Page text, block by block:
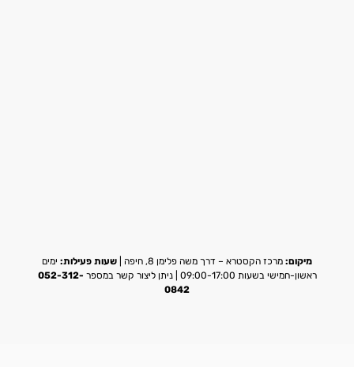
מיקום: מרכז הקסטרא – דרך משה פלימן 8, חיפה | שעות פעילות: ימים
ראשון-חמישי בשעות 09:00-17:00 | ניתן ליצור קשר במספר
052-312-
0842